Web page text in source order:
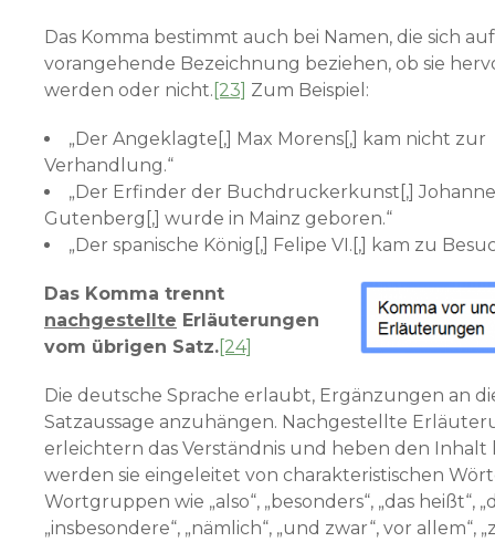
Das Komma bestimmt auch bei Namen, die sich
vorangehende Bezeichnung beziehen, ob sie
werden oder nicht. [23] Zum Beispiel:
„Der Angeklagte[,] Max Morens[,] kam nicht zur
Verhandlung.“
„Der Erfinder der Buchdruckerkunst[,]
Gutenberg[,] wurde in Mainz geboren.“
„Der spanische König[,] Felipe VI.[,] kam zu
Das Komma trennt
nachgestellte Erläuterungen
vom übrigen Satz.[24]
Die deutsche Sprache erlaubt, Ergänzungen an
Satzaussage anzuhängen. Nachgestellte
erleichtern das Verständnis und heben den Inhalt
werden sie eingeleitet von charakteristischen
Wortgruppen wie „also“, „besonders“, „das heißt“,
„insbesondere“, „nämlich“, „und zwar“, vor allem“,